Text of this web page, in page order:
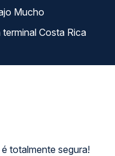
totalmente segura!
Mucho
La terminal Costa Rica